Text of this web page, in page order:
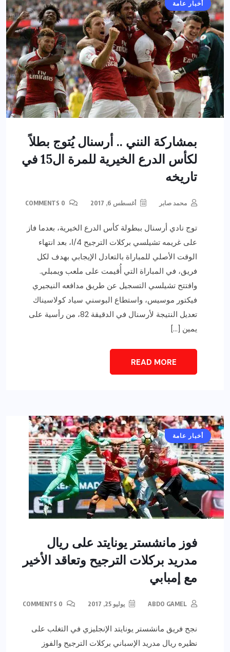
أخبار عامة
بمشاركة النني .. أرسنال يُتوج بطلاً
لكأس الدرع الخيرية للمرة ال15 في
تاريخه
محمد صابر أغسطس 6, 2017
توج نادي أرسنال ببطولة كأس الدرع الخيرية، بعدما فاز
على غريمه تشيلسي بركلات الترجيح 4/ا، بعد انتهاء
الوقت الأصلي للمباراة بالتعادل الإيجابي بهدف لكل
فريق، في المباراة التي أُقيمت على ملعب ويمبلي.
وافتتح تشيلسي التسجيل عن طريق مدافعه النيجيري
فيكتور موسيس، واستطاع البوسني سياد كولاسيناك
تعديل النتيجة لأرسنال في الدقيقة 82، من رأسية على
يمين […]
READ MORE
أخبار عامة
فوز مانشستر يونايتد على ريال
مدريد بركلات الترجيح وتعاقد الأخير
مع إمبابي
ABDO GAMEL يوليو 25, 2017
نجح فريق مانشستر يونايتد الإنجليزي في التغلب على
نظيره ريال مدريد الإسباني بركلات الترجيح والفوز